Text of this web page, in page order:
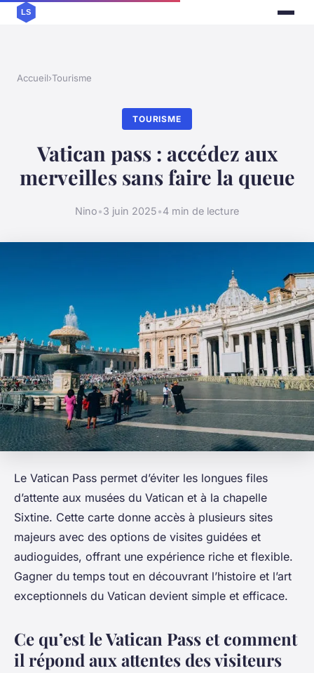
Accueil›Tourisme
TOURISME
Vatican pass : accédez aux
merveilles sans faire la queue
Nino•3 juin 2025•4 min de lecture
Le Vatican Pass permet d’éviter les longues files
d’attente aux musées du Vatican et à la chapelle
Sixtine. Cette carte donne accès à plusieurs sites
majeurs avec des options de visites guidées et
audioguides, offrant une expérience riche et flexible.
Gagner du temps tout en découvrant l’histoire et l’art
exceptionnels du Vatican devient simple et efficace.
Ce qu’est le Vatican Pass et comment
il répond aux attentes des visiteurs